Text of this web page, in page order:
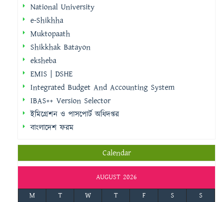
National University
e-Shikhha
Muktopaath
Shikkhak Batayon
eksheba
EMIS | DSHE
Integrated Budget And Accounting System
IBAS++ Version Selector
ইমিগ্রেশন ও পাসপোর্ট অধিদপ্তর
বাংলাদেশ ফরম
Calendar
AUGUST 2026
M
T W T F S
S